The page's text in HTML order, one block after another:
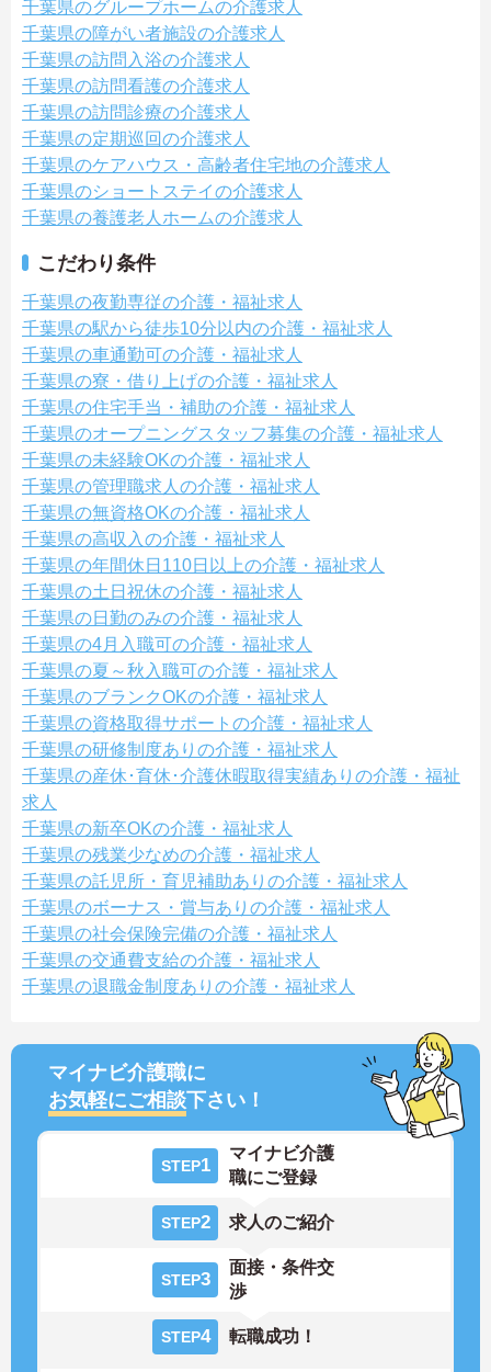
千葉県のグループホームの介護求人
千葉県の障がい者施設の介護求人
千葉県の訪問入浴の介護求人
千葉県の訪問看護の介護求人
千葉県の訪問診療の介護求人
千葉県の定期巡回の介護求人
千葉県のケアハウス・高齢者住宅地の介護求人
千葉県のショートステイの介護求人
千葉県の養護老人ホームの介護求人
こだわり条件
千葉県の夜勤専従の介護・福祉求人
千葉県の駅から徒歩10分以内の介護・福祉求人
千葉県の車通勤可の介護・福祉求人
千葉県の寮・借り上げの介護・福祉求人
千葉県の住宅手当・補助の介護・福祉求人
千葉県のオープニングスタッフ募集の介護・福祉求人
千葉県の未経験OKの介護・福祉求人
千葉県の管理職求人の介護・福祉求人
千葉県の無資格OKの介護・福祉求人
千葉県の高収入の介護・福祉求人
千葉県の年間休日110日以上の介護・福祉求人
千葉県の土日祝休の介護・福祉求人
千葉県の日勤のみの介護・福祉求人
千葉県の4月入職可の介護・福祉求人
千葉県の夏～秋入職可の介護・福祉求人
千葉県のブランクOKの介護・福祉求人
千葉県の資格取得サポートの介護・福祉求人
千葉県の研修制度ありの介護・福祉求人
千葉県の産休･育休･介護休暇取得実績ありの介護・福祉
求人
千葉県の新卒OKの介護・福祉求人
千葉県の残業少なめの介護・福祉求人
千葉県の託児所・育児補助ありの介護・福祉求人
千葉県のボーナス・賞与ありの介護・福祉求人
千葉県の社会保険完備の介護・福祉求人
千葉県の交通費支給の介護・福祉求人
千葉県の退職金制度ありの介護・福祉求人
マイナビ介護職に
お気軽にご相談下さい！
STEP1
マイナビ介護
職にご登録
STEP2 求人のご紹介
STEP3
面接・条件交
渉
STEP4 転職成功！